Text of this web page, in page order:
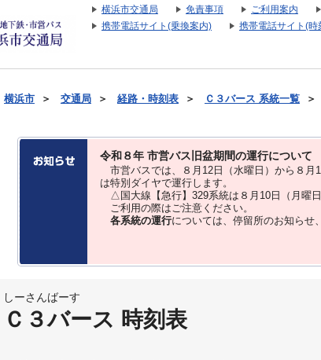
横浜市交通局 免責事項 ご利用案内
携帯電話サイト(乗換案内)
携帯電話サイト(時
横浜市 ＞ 交通局 ＞ 経路・時刻表 ＞ Ｃ３バース 系統一覧 ＞
令和８年 市営バス旧盆期間の運行について
市営バスでは、８⽉12⽇（水曜日）から８⽉
は特別ダイヤで運⾏します。
△国大線【急行】329系統は８月10日（月曜
ご利用の際はご注意ください。
各系統の運行については、停留所のお知らせ
しーさんばーす
Ｃ３バース 時刻表